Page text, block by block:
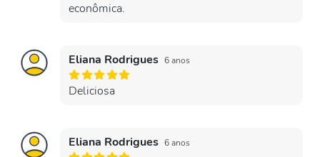
econômica.
Eliana Rodrigues 6 anos
Deliciosa
Eliana Rodrigues 6 anos